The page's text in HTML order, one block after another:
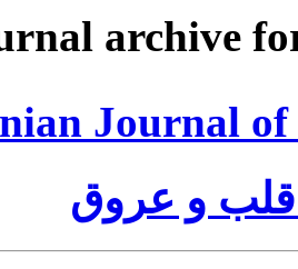
archive
Journal of
قلب و عروق